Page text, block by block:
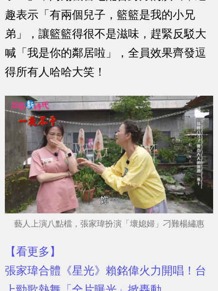
趣表示「有兩個兒子，籃籃是我的小兄
弟」，讓籃籃得很不是滋味，趕緊反駁大
喊「我是你的鄰居啦」，全員效果齊發逗
得所有人哈哈大笑！
藝人上演八點檔，張家瑋扮演「壞媳婦」刁難楊繡惠
【看更多】
張家瑋合體《星光》賴銘偉火力開唱！台